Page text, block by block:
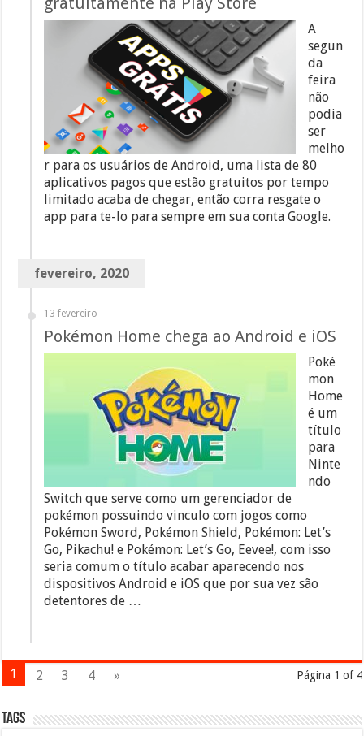
A
segun
da
feira
não
podia
ser
melho
r para os usuários de Android, uma lista de 80
aplicativos pagos que estão gratuitos por tempo
limitado acaba de chegar, então corra resgate o
app para te-lo para sempre em sua conta Google.
fevereiro, 2020
13 fevereiro
Pokémon Home chega ao Android e iOS
Poké
mon
Home
é um
título
para
Ninte
ndo
Switch que serve como um gerenciador de
pokémon possuindo vinculo com jogos como
Pokémon Sword, Pokémon Shield, Pokémon: Let’s
Go, Pikachu! e Pokémon: Let’s Go, Eevee!, com isso
seria comum o título acabar aparecendo nos
dispositivos Android e iOS que por sua vez são
detentores de …
Página 1 of 4
1 2 3 4 »
Tags